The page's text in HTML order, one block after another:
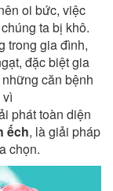
oi bức, việc
ta bị khô.
trong gia đình,
đặc biệt gia
căn bệnh
phát toàn diện
ếch, là giải pháp
chọn.